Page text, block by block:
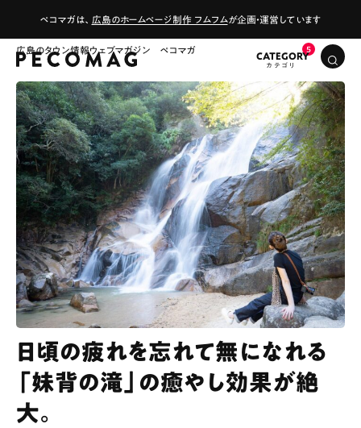
ペコマガは、 広島のホームページ制作 フムフムが企画・運営しています
広島のタウン情報ウェブマガジン ペコマガ
CATEGORY
日頃の疲れを忘れて無になれる
「妹背の滝」の癒やし効果が絶
大。